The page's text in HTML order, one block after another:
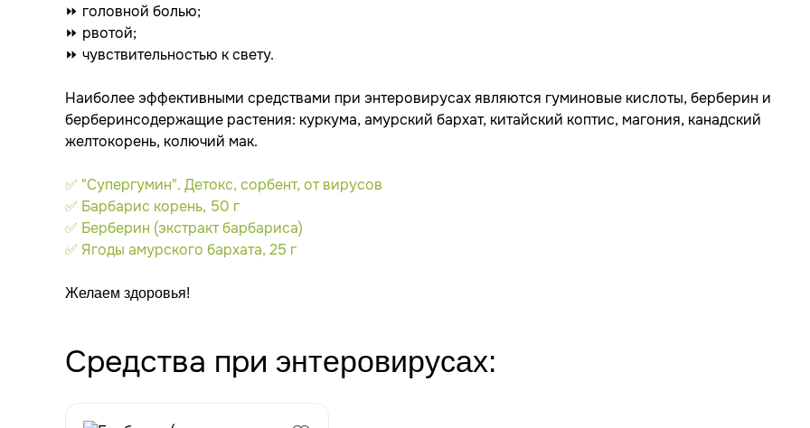
⏩ головной болью;
⏩ рвотой;
⏩ чувствительностью к свету.
Наиболее эффективными средствами при энтеровирусах являются гуминовые кислоты, берберин и
берберинсодержащие растения: куркума, амурский бархат, китайский коптис, магония, канадский
желтокорень, колючий мак.
✅ "Супергумин". Детокс, сорбент, от вирусов
✅ Барбарис корень, 50 г
✅ Берберин (экстракт барбариса)
✅ Ягоды амурского бархата, 25 г
Желаем здоровья!
Cредства при энтеровирусах: